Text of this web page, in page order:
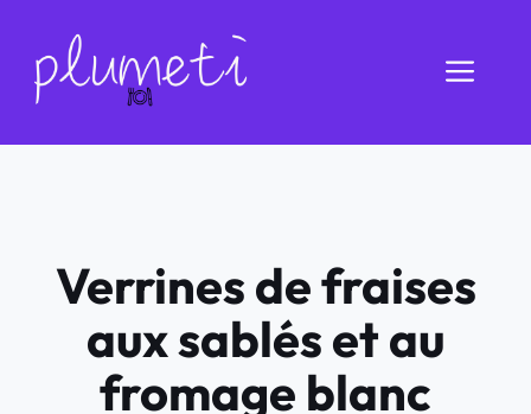
contenu
Verrines de fraises
aux sablés et au
fromage blanc